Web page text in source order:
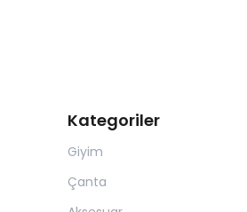
Kategoriler
Giyim
Çanta